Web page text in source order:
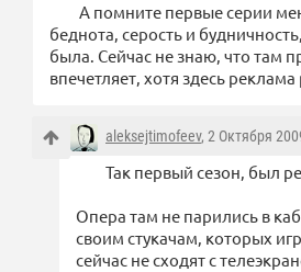
А помните первые серии
беднота, серость и
была. Сейчас не знаю, что там
впечетляет, хотя здесь
aleksejtimofeev, 2 Октября
Так первый сезон, был
Опера там не парились в
своим стукачам, которых
сейчас не сходят с